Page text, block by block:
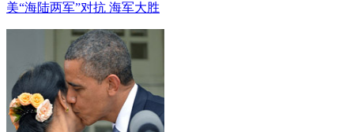
美“海陆两军”对抗 海军大胜